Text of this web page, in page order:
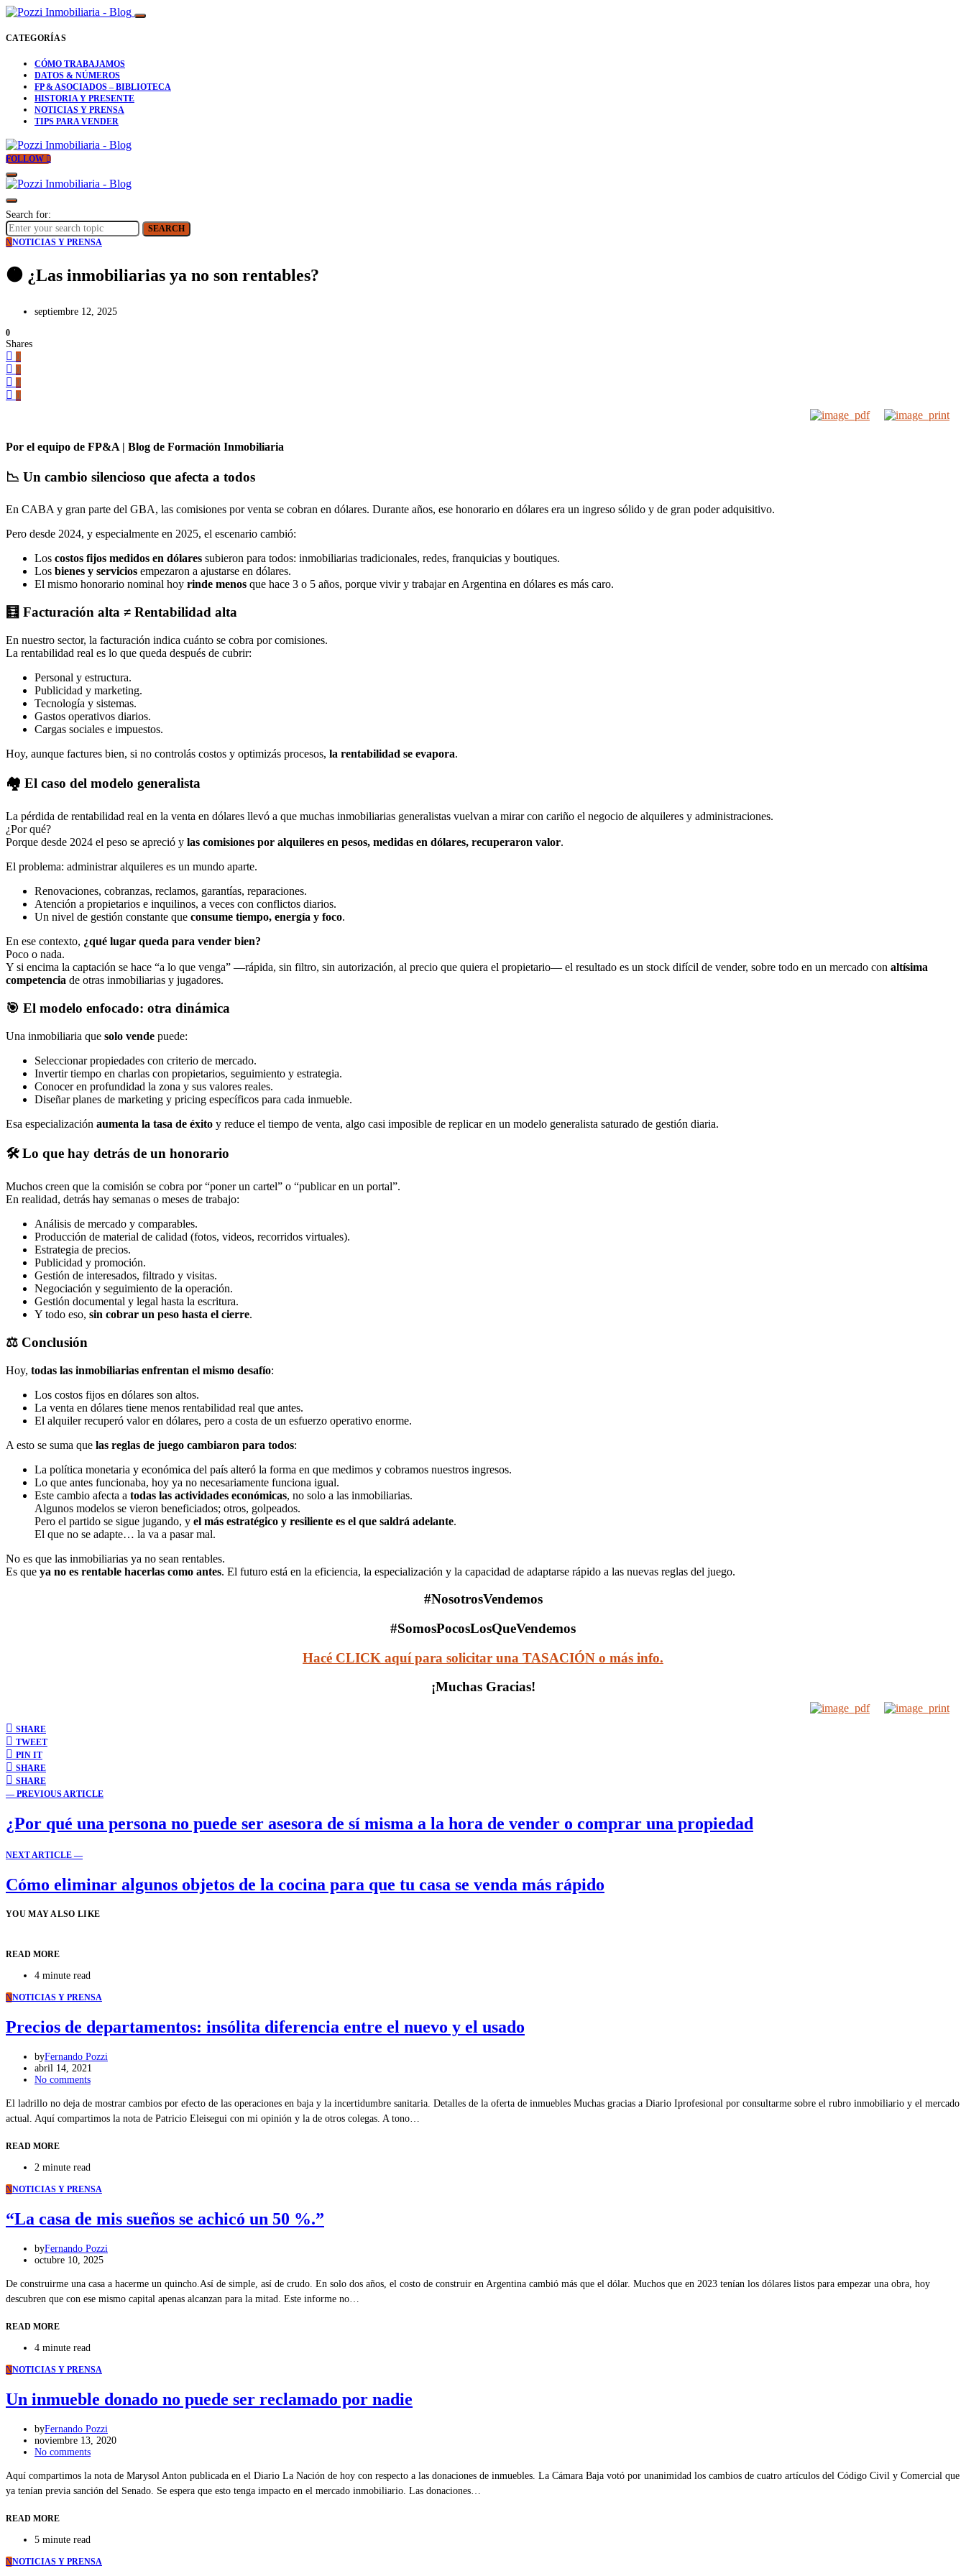
CATEGORÍAS
CÓMO TRABAJAMOS
DATOS & NÚMEROS
FP & ASOCIADOS – BIBLIOTECA
HISTORIA Y PRESENTE
NOTICIAS Y PRENSA
TIPS PARA VENDER
FOLLOW
Search for:
SEARCH
NNOTICIAS Y PRENSA
🟠 ¿Las inmobiliarias ya no son rentables?
septiembre 12, 2025
0
Shares
0
0
0
0
Por el equipo de FP&A | Blog de Formación Inmobiliaria
📉 Un cambio silencioso que afecta a todos
En CABA y gran parte del GBA, las comisiones por venta se cobran en dólares. Durante años, ese honorario en dólares era un ingreso sólido y de gran poder adquisitivo.
Pero desde 2024, y especialmente en 2025, el escenario cambió:
Los costos fijos medidos en dólares subieron para todos: inmobiliarias tradicionales, redes, franquicias y boutiques.
Los bienes y servicios empezaron a ajustarse en dólares.
El mismo honorario nominal hoy rinde menos que hace 3 o 5 años, porque vivir y trabajar en Argentina en dólares es más caro.
🧮 Facturación alta ≠ Rentabilidad alta
En nuestro sector, la facturación indica cuánto se cobra por comisiones.
La rentabilidad real es lo que queda después de cubrir:
Personal y estructura.
Publicidad y marketing.
Tecnología y sistemas.
Gastos operativos diarios.
Cargas sociales e impuestos.
Hoy, aunque factures bien, si no controlás costos y optimizás procesos, la rentabilidad se evapora.
🏘 El caso del modelo generalista
La pérdida de rentabilidad real en la venta en dólares llevó a que muchas inmobiliarias generalistas vuelvan a mirar con cariño el negocio de alquileres y administraciones.
¿Por qué?
Porque desde 2024 el peso se apreció y las comisiones por alquileres en pesos, medidas en dólares, recuperaron valor.
El problema: administrar alquileres es un mundo aparte.
Renovaciones, cobranzas, reclamos, garantías, reparaciones.
Atención a propietarios e inquilinos, a veces con conflictos diarios.
Un nivel de gestión constante que consume tiempo, energía y foco.
En ese contexto, ¿qué lugar queda para vender bien?
Poco o nada.
Y si encima la captación se hace “a lo que venga” —rápida, sin filtro, sin autorización, al precio que quiera el propietario— el resultado es un stock difícil de vender, sobre todo en un mercado con altísima
competencia de otras inmobiliarias y jugadores.
🎯 El modelo enfocado: otra dinámica
Una inmobiliaria que solo vende puede:
Seleccionar propiedades con criterio de mercado.
Invertir tiempo en charlas con propietarios, seguimiento y estrategia.
Conocer en profundidad la zona y sus valores reales.
Diseñar planes de marketing y pricing específicos para cada inmueble.
Esa especialización aumenta la tasa de éxito y reduce el tiempo de venta, algo casi imposible de replicar en un modelo generalista saturado de gestión diaria.
🛠 Lo que hay detrás de un honorario
Muchos creen que la comisión se cobra por “poner un cartel” o “publicar en un portal”.
En realidad, detrás hay semanas o meses de trabajo:
Análisis de mercado y comparables.
Producción de material de calidad (fotos, videos, recorridos virtuales).
Estrategia de precios.
Publicidad y promoción.
Gestión de interesados, filtrado y visitas.
Negociación y seguimiento de la operación.
Gestión documental y legal hasta la escritura.
Y todo eso, sin cobrar un peso hasta el cierre.
⚖️ Conclusión
Hoy, todas las inmobiliarias enfrentan el mismo desafío:
Los costos fijos en dólares son altos.
La venta en dólares tiene menos rentabilidad real que antes.
El alquiler recuperó valor en dólares, pero a costa de un esfuerzo operativo enorme.
A esto se suma que las reglas de juego cambiaron para todos:
La política monetaria y económica del país alteró la forma en que medimos y cobramos nuestros ingresos.
Lo que antes funcionaba, hoy ya no necesariamente funciona igual.
Este cambio afecta a todas las actividades económicas, no solo a las inmobiliarias.
Algunos modelos se vieron beneficiados; otros, golpeados.
Pero el partido se sigue jugando, y el más estratégico y resiliente es el que saldrá adelante.
El que no se adapte… la va a pasar mal.
No es que las inmobiliarias ya no sean rentables.
Es que ya no es rentable hacerlas como antes. El futuro está en la eficiencia, la especialización y la capacidad de adaptarse rápido a las nuevas reglas del juego.
#NosotrosVendemos
#SomosPocosLosQueVendemos
Hacé CLICK aquí para solicitar una TASACIÓN o más info.
¡Muchas Gracias!
SHARE
TWEET
PIN IT
SHARE
SHARE
— PREVIOUS ARTICLE
¿Por qué una persona no puede ser asesora de sí misma a la hora de vender o comprar una propiedad
NEXT ARTICLE —
Cómo eliminar algunos objetos de la cocina para que tu casa se venda más rápido
YOU MAY ALSO LIKE
READ MORE
4 minute read
NNOTICIAS Y PRENSA
Precios de departamentos: insólita diferencia entre el nuevo y el usado
byFernando Pozzi
abril 14, 2021
No comments
El ladrillo no deja de mostrar cambios por efecto de las operaciones en baja y la incertidumbre sanitaria. Detalles de la oferta de inmuebles Muchas gracias a Diario Iprofesional por consultarme sobre el rubro inmobiliario y el mercado
actual. Aquí compartimos la nota de Patricio Eleisegui con mi opinión y la de otros colegas. A tono…
READ MORE
2 minute read
NNOTICIAS Y PRENSA
“La casa de mis sueños se achicó un 50 %.”
byFernando Pozzi
octubre 10, 2025
De construirme una casa a hacerme un quincho.Así de simple, así de crudo. En solo dos años, el costo de construir en Argentina cambió más que el dólar. Muchos que en 2023 tenían los dólares listos para empezar una obra, hoy
descubren que con ese mismo capital apenas alcanzan para la mitad. Este informe no…
READ MORE
4 minute read
NNOTICIAS Y PRENSA
Un inmueble donado no puede ser reclamado por nadie
byFernando Pozzi
noviembre 13, 2020
No comments
Aquí compartimos la nota de Marysol Anton publicada en el Diario La Nación de hoy con respecto a las donaciones de inmuebles. La Cámara Baja votó por unanimidad los cambios de cuatro artículos del Código Civil y Comercial que
ya tenían previa sanción del Senado. Se espera que esto tenga impacto en el mercado inmobiliario. Las donaciones…
READ MORE
5 minute read
NNOTICIAS Y PRENSA